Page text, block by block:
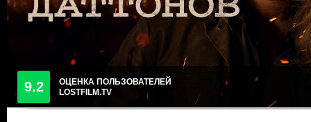
9.2
ОЦЕНКА ПОЛЬЗОВАТЕЛЕЙ
LOSTFILM.TV